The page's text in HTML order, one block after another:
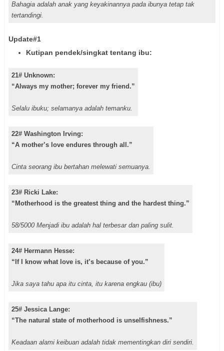
Bahagia adalah anak yang keyakinannya pada ibunya tetap tak
tertandingi.
Update#1
Kutipan pendek/singkat tentang ibu:
21# Unknown:
“Always my mother; forever my friend.”
Selalu ibuku; selamanya adalah temanku.
22# Washington Irving:
“A mother’s love endures through all.”
Cinta seorang ibu bertahan melewati semuanya.
23# Ricki Lake:
“Motherhood is the greatest thing and the hardest thing.”
58/5000 Menjadi ibu adalah hal terbesar dan paling sulit.
24# Hermann Hesse:
“If I know what love is, it’s because of you.”
Jika saya tahu apa itu cinta, itu karena engkau (ibu)
25# Jessica Lange:
“The natural state of motherhood is unselfishness.”
Keadaan alami keibuan adalah tidak mementingkan diri sendiri.